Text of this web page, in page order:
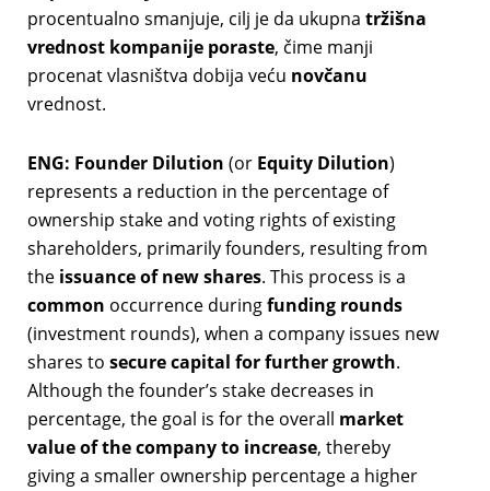
procentualno smanjuje, cilj je da ukupna tržišna
vrednost kompanije poraste, čime manji
procenat vlasništva dobija veću novčanu
vrednost.
ENG: Founder Dilution (or Equity Dilution)
represents a reduction in the percentage of
ownership stake and voting rights of existing
shareholders, primarily founders, resulting from
the issuance of new shares. This process is a
common occurrence duringfunding rounds
(investment rounds), when a company issues new
shares to secure capital for further growth.
Although the founder’s stake decreases in
percentage, the goal is for the overall market
value of the company to increase, thereby
giving a smaller ownership percentage a higher